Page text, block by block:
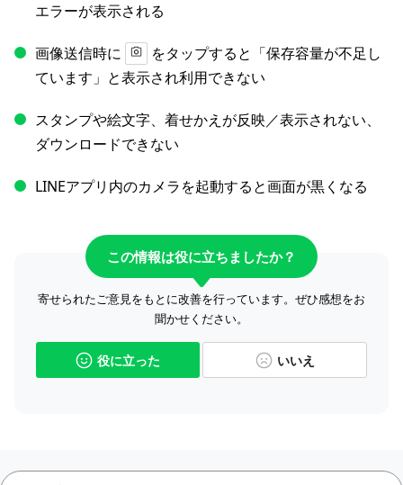
エラーが表示される
画像送信時に
をタップすると「保存容量が不足し
ています」と表示され利用できない
スタンプや絵文字、着せかえが反映／表示されない、
ダウンロードできない
LINEアプリ内のカメラを起動すると画面が黒くなる
この情報は役に立ちましたか？
寄せられたご意見をもとに改善を行っています。ぜひ感想をお
聞かせください。
役に立った いいえ